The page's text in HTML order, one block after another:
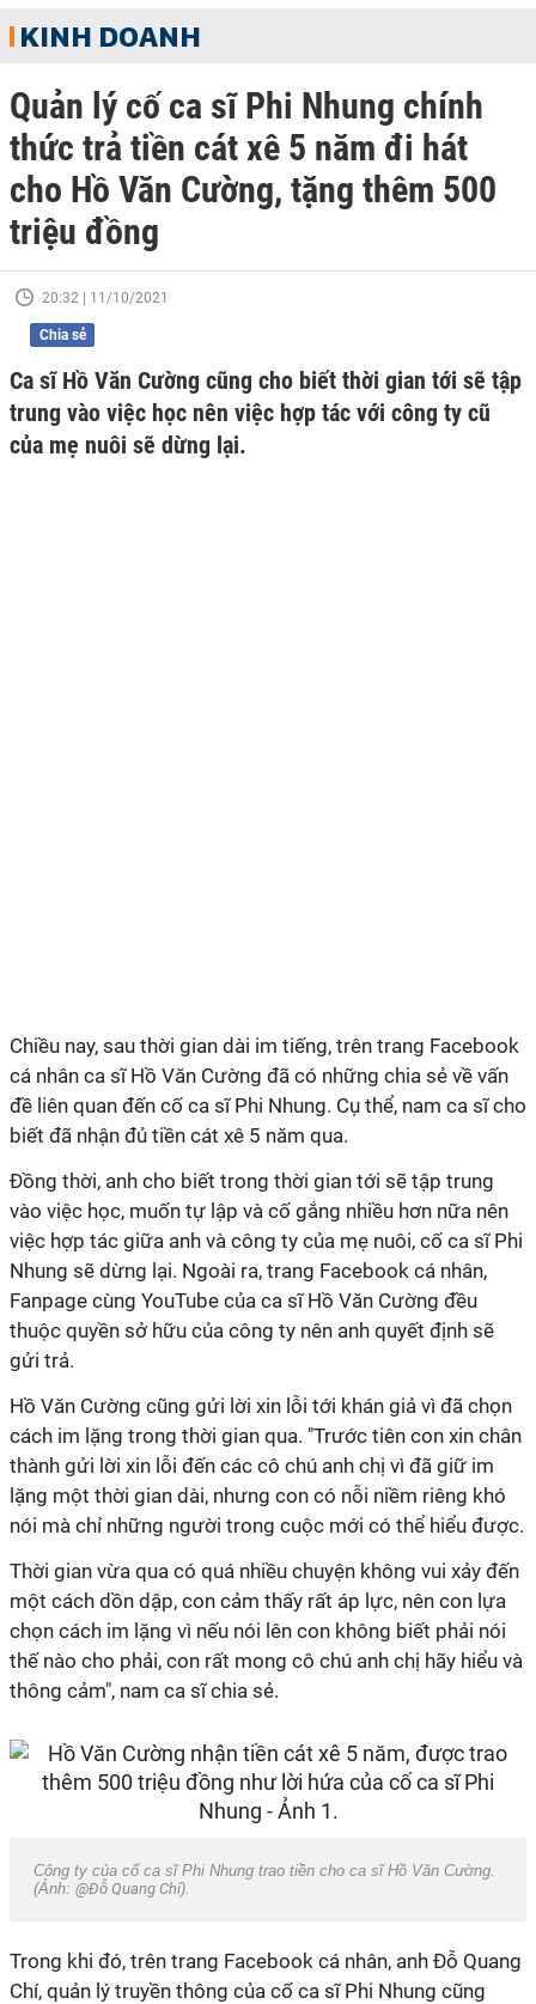
KINH DOANH
Quản lý cố ca sĩ Phi Nhung chính
thức trả tiền cát xê 5 năm đi hát
cho Hồ Văn Cường, tặng thêm 500
triệu đồng
20:32 | 11/10/2021
Chia sẻ
Ca sĩ Hồ Văn Cường cũng cho biết thời gian tới sẽ tập
trung vào việc học nên việc hợp tác với công ty cũ
của mẹ nuôi sẽ dừng lại.
Chiều nay, sau thời gian dài im tiếng, trên trang Facebook
cá nhân ca sĩ Hồ Văn Cường đã có những chia sẻ về vấn
đề liên quan đến cố ca sĩ Phi Nhung. Cụ thể, nam ca sĩ cho
biết đã nhận đủ tiền cát xê 5 năm qua.
Đồng thời, anh cho biết trong thời gian tới sẽ tập trung
vào việc học, muốn tự lập và cố gắng nhiều hơn nữa nên
việc hợp tác giữa anh và công ty của mẹ nuôi, cố ca sĩ Phi
Nhung sẽ dừng lại. Ngoài ra, trang Facebook cá nhân,
Fanpage cùng YouTube của ca sĩ Hồ Văn Cường đều
thuộc quyền sở hữu của công ty nên anh quyết định sẽ
gửi trả.
Hồ Văn Cường cũng gửi lời xin lỗi tới khán giả vì đã chọn
cách im lặng trong thời gian qua. "Trước tiên con xin chân
thành gửi lời xin lỗi đến các cô chú anh chị vì đã giữ im
lặng một thời gian dài, nhưng con có nỗi niềm riêng khó
nói mà chỉ những người trong cuộc mới có thể hiểu được.
Thời gian vừa qua có quá nhiều chuyện không vui xảy đến
một cách dồn dập, con cảm thấy rất áp lực, nên con lựa
chọn cách im lặng vì nếu nói lên con không biết phải nói
thế nào cho phải, con rất mong cô chú anh chị hãy hiểu và
thông cảm", nam ca sĩ chia sẻ.
Công ty của cố ca sĩ Phi Nhung trao tiền cho ca sĩ Hồ Văn Cường.
(Ảnh: @Đỗ Quang Chí).
Trong khi đó, trên trang Facebook cá nhân, anh Đỗ Quang
Chí, quản lý truyền thông của cố ca sĩ Phi Nhung cũng